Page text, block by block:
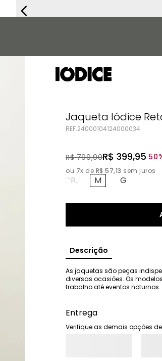
Jaqueta Iódice
REF.24000104124000034
R$ 799,90R$ 399,95
ou 7x de R$ 57,13 sem juros
P M G
Descrição
As jaquetas são peças
diversas ocasiões. Os
trabalho até eventos noturnos.
Entrega
Verifique as demais opções